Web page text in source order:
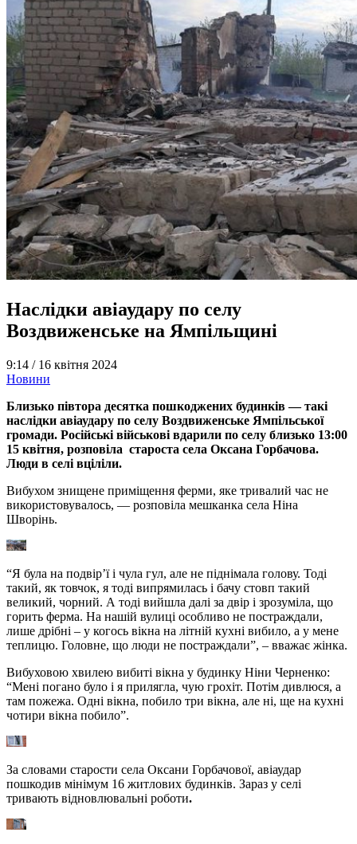
Наслідки авіаудару по селу
Воздвиженське на Ямпільщині
9:14 / 16 квітня 2024
Новини
Близько півтора десятка пошкоджених будинків — такі
наслідки авіаудару по селу Воздвиженське Ямпільської
громади. Російські військові вдарили по селу близько 13:00
15 квітня, розповіла староста села Оксана Горбачова.
Люди в селі вціліли.
Вибухом знищене приміщення ферми, яке тривалий час не
використовувалось, — розповіла мешканка села Ніна
Шворінь.
“Я була на подвір’ї і чула гул, але не піднімала голову. Тоді
такий, як товчок, я тоді випрямилась і бачу стовп такий
великий, чорний. А тоді вийшла далі за двір і зрозуміла, що
горить ферма. На нашій вулиці особливо не постраждали,
лише дрібні – у когось вікна на літній кухні вибило, а у мене
теплицю. Головне, що люди не постраждали”, – вважає жінка.
Вибуховою хвилею вибиті вікна у будинку Ніни Черненко:
“Мені погано було і я прилягла, чую грохіт. Потім дивлюся, а
там пожежа. Одні вікна, побило три вікна, але ні, ще на кухні
чотири вікна побило”.
За словами старости села Оксани Горбачової, авіаудар
пошкодив мінімум 16 житлових будинків. Зараз у селі
тривають відновлювальні роботи.